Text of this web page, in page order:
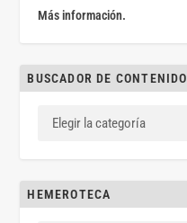
Más información.
BUSCADOR DE CONTENIDO
HEMEROTECA